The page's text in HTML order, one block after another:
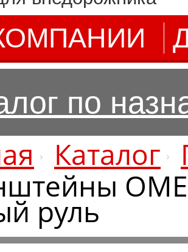
по
Каталог
OME
руль